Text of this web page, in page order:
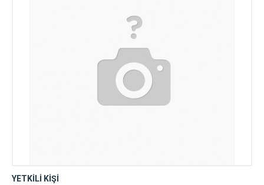
YETKİLİ KİŞİ